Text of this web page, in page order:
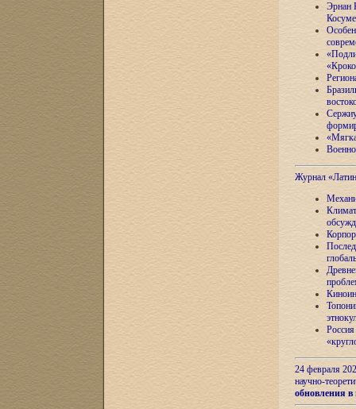
Эрнан
Журнал
24 февраля
научно-
обновления в